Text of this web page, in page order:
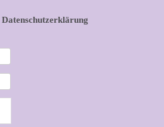
Datenschutzerklärung